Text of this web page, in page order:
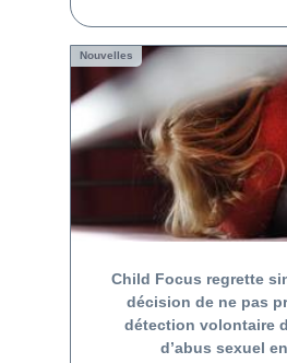
Nouvelles
Child Focus regrette
décision de ne pas
détection volontaire
d’abus sexuel